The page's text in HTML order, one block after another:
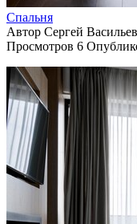
Спальня
Автор Сергей
Просмотров 6